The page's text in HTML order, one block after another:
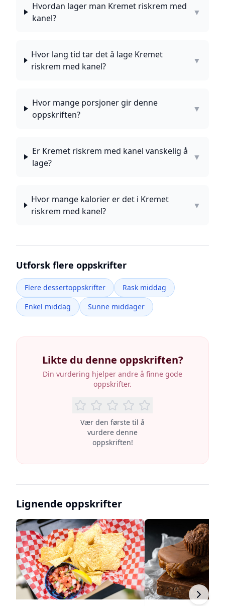
Hvordan lager man Kremet riskrem med
kanel?
▼
Hvor lang tid tar det å lage Kremet
riskrem med kanel?
▼
Hvor mange porsjoner gir denne
oppskriften?
▼
Er Kremet riskrem med kanel vanskelig å
lage?
▼
Hvor mange kalorier er det i Kremet
riskrem med kanel?
▼
Utforsk flere oppskrifter
Flere dessertoppskrifter
Rask middag
Enkel middag
Sunne middager
Likte du denne oppskriften?
Din vurdering hjelper andre å finne gode
oppskrifter.
Vær den første til å
vurdere denne
oppskriften!
Lignende oppskrifter